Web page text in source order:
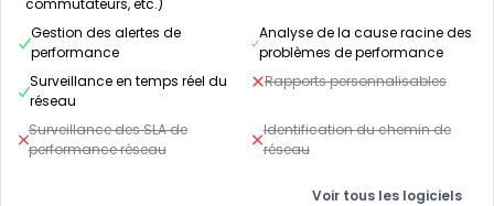
commutateurs, etc.)
Gestion des alertes de
performance
Analyse de la cause racine des
problèmes de performance
Surveillance en temps réel du
réseau
Rapports personnalisables
Surveillance des SLA de
performance réseau
Identification du chemin de
réseau
Voir tous les logiciels